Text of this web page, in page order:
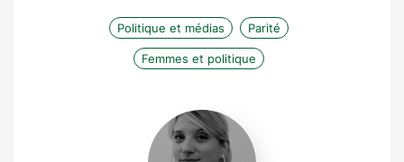
Politique et médias Parité
Femmes et politique
Aurélie
Luttrin